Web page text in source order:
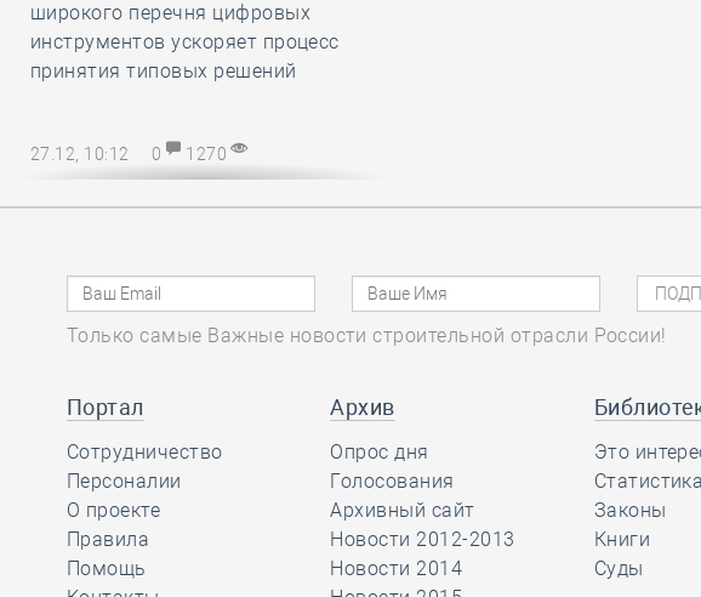
широкого перечня цифровых
инструментов ускоряет процесс
принятия типовых решений
27.12, 10:12 0 1270
расходов на охрану труда
отметил, что объём
работ в
строительстве вырос более, чем на
32 процента с 2019 года
Только самые Важные новости строительной отрасли России!
Портал
Сотрудничество
Персоналии
О проекте
Правила
Помощь
Архив
Опрос дня
Голосования
Архивный сайт
Новости 2012-2013
Новости 2014
Это
Статистика
Законы
Книги
Суды